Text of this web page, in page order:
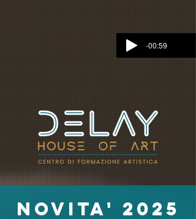
-00:59
novita' 2025